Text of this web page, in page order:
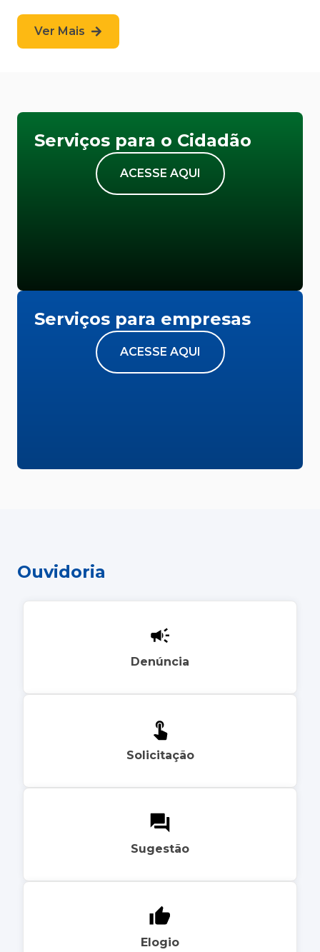
Ver Mais
Serviços para o Cidadão
ACESSE AQUI
Serviços para empresas
ACESSE AQUI
Ouvidoria
Denúncia
Solicitação
Sugestão
Elogio